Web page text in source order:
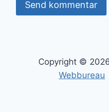
Copyright ©
Webbureau